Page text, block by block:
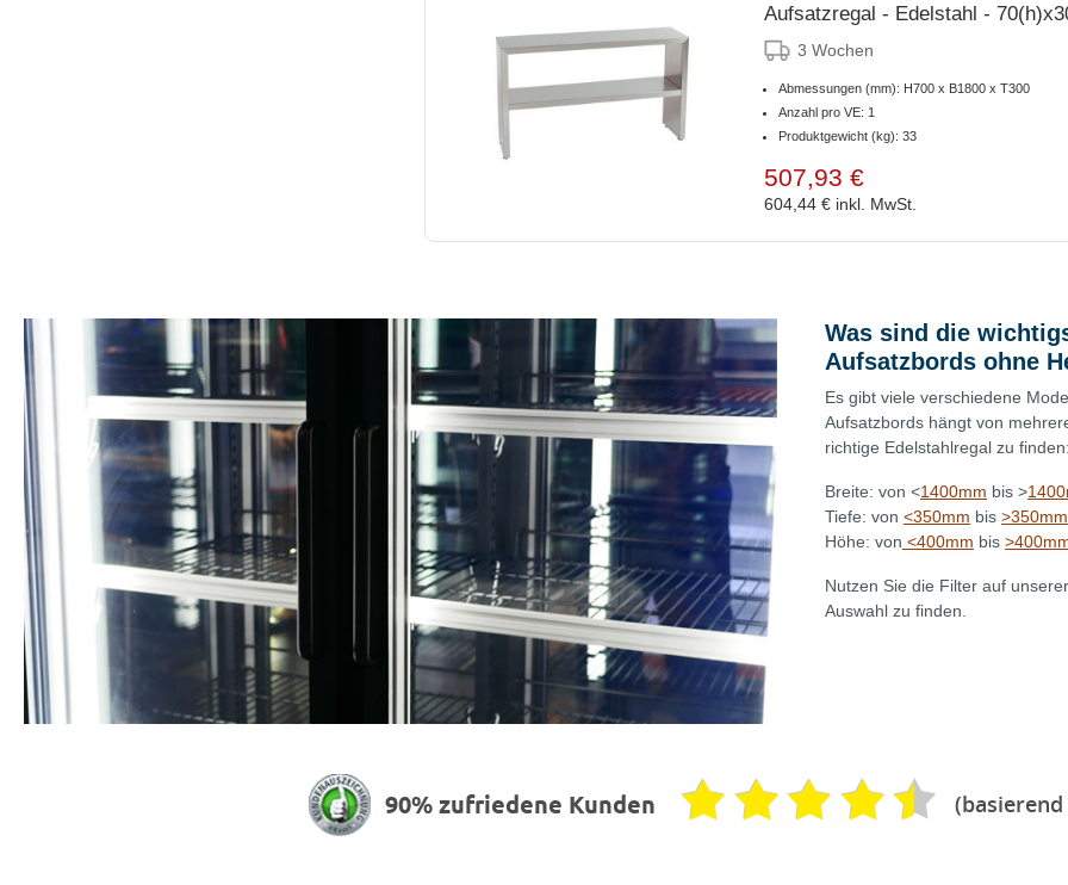
Aufsatzregal - Edelstahl -
3 Wochen
Abmessungen (mm): H700 x B1800 x T300
Anzahl pro VE: 1
Produktgewicht (kg): 33
507,93 €
604,44 € inkl. MwSt.
Was sind die
Aufsatzbords ohne
Es gibt viele verschiedene
Aufsatzbords hängt von
richtige Edelstahlregal zu finden:
Breite: von <1400mm bis >
Tiefe: von <350mm bis >350mm
Höhe: von <400mm bis
Nutzen Sie die Filter auf
Auswahl zu finden.
90% zufriedene Kunden